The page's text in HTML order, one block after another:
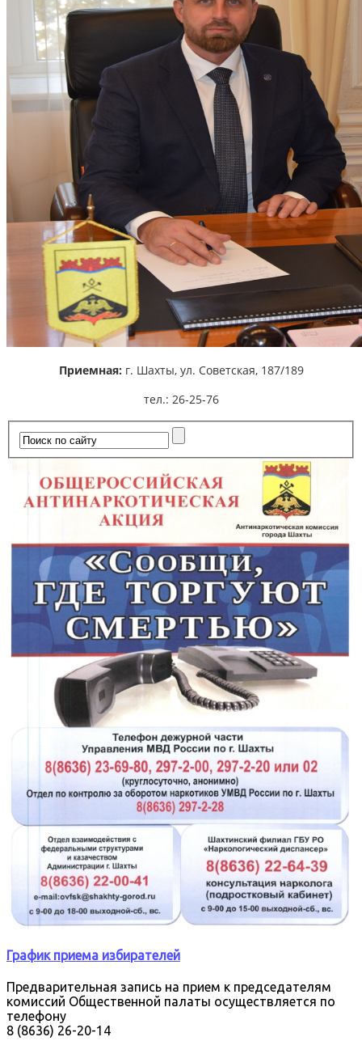
Приемная: г. Шахты, ул. Советская, 187/189
тел.: 26-25-76
График приема избирателей
Предварительная запись на прием к председателям
комиссий Общественной палаты осуществляется по
телефону
8 (8636) 26-20-14